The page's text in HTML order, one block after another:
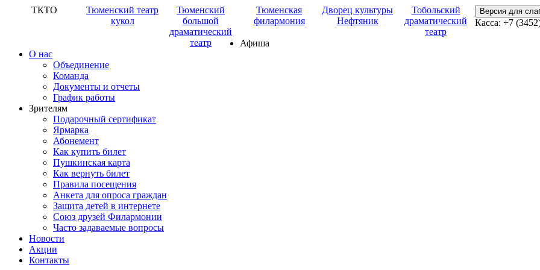
ТКТО
Тюменский театр
кукол
Тюменский
большой
драматический
театр
Тюменская
филармония
Дворец культуры
Нефтяник
Тобольский
драматический
театр
Версия для
Касса: +7
Афиша
О нас
Объединение
Команда
Документы и отчеты
График работы
Зрителям
Подарочный сертификат
Ярмарка
Абонемент
Как купить билет
Пушкинская карта
Как вернуть билет
Правила посещения
Анкета для опроса граждан
Защита детей в интернете
Союз друзей Филармонии
Часто задаваемые вопросы
Новости
Акции
Контакты